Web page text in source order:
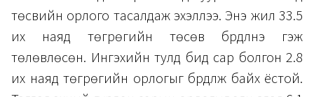
төсвийн орлого тасалдаж эхэллээ. Энэ жил 33.5
их наяд төгрөгийн төсөв бүрдүүлнэ гэж
төлөвлөсөн. Ингэхийн тулд бид сар болгон 2.8
их наяд төгрөгийн орлогыг бүрдүүлж байх ёстой.